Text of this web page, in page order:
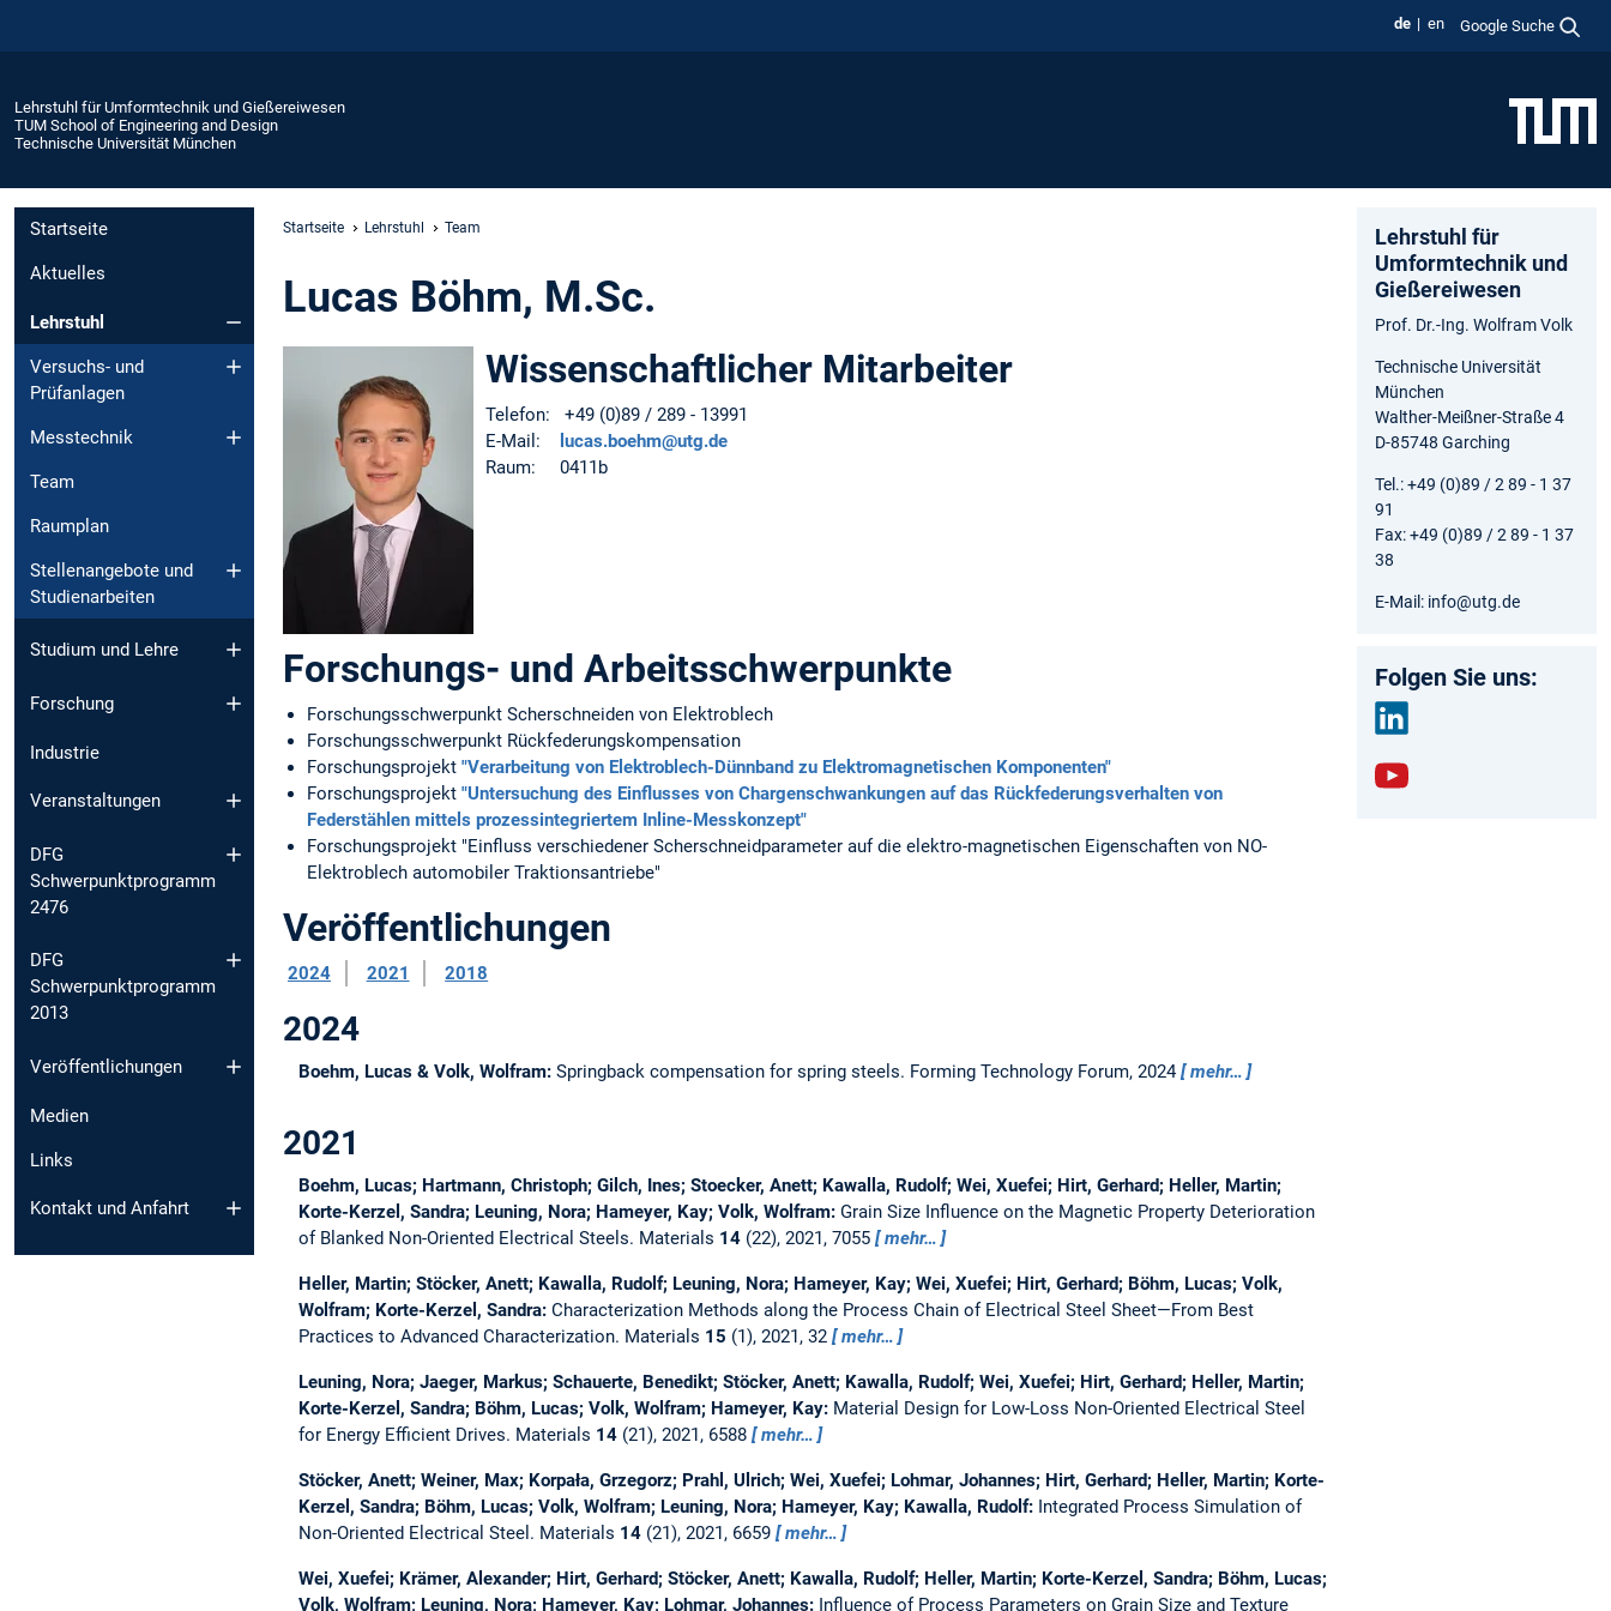
de en Google Suche
Lehrstuhl für Umformtechnik und Gießereiwesen
TUM School of Engineering and Design
Technische Universität München
Startseite
Aktuelles
Lehrstuhl
Versuchs- und
Prüfanlagen
Messtechnik
Team
Raumplan
Stellenangebote und
Studienarbeiten
Studium und Lehre
Forschung
Industrie
Veranstaltungen
DFG
Schwerpunktprogramm
2476
DFG
Schwerpunktprogramm
2013
Veröffentlichungen
Medien
Links
Kontakt und Anfahrt
Startseite Lehrstuhl Team
Lucas Böhm, M.Sc.
Wissenschaftlicher Mitarbeiter
Telefon: +49 (0)89 / 289 - 13991
E-Mail:
lucas.boehm@utg.de
Raum: 0411b
Forschungs- und Arbeitsschwerpunkte
Forschungsschwerpunkt Scherschneiden von Elektroblech
Forschungsschwerpunkt Rückfederungskompensation
Forschungsprojekt "Verarbeitung von Elektroblech-Dünnband zu Elektromagnetischen Komponenten"
Forschungsprojekt "Untersuchung des Einflusses von Chargenschwankungen auf das Rückfederungsverhalten von
Federstählen mittels prozessintegriertem Inline-Messkonzept"
Forschungsprojekt "Einfluss verschiedener Scherschneidparameter auf die elektro-magnetischen Eigenschaften von NO-
Elektroblech automobiler Traktionsantriebe"
Veröffentlichungen
2024 2021 2018
2024
Boehm, Lucas & Volk, Wolfram: Springback compensation for spring steels. Forming Technology Forum, 2024 mehr…
2021
Boehm, Lucas; Hartmann, Christoph; Gilch, Ines; Stoecker, Anett; Kawalla, Rudolf; Wei, Xuefei; Hirt, Gerhard; Heller, Martin;
Korte-Kerzel, Sandra; Leuning, Nora; Hameyer, Kay; Volk, Wolfram: Grain Size Influence on the Magnetic Property Deterioration
of Blanked Non-Oriented Electrical Steels. Materials 14(22), 2021, 7055 mehr…
Heller, Martin; Stöcker, Anett; Kawalla, Rudolf; Leuning, Nora; Hameyer, Kay; Wei, Xuefei; Hirt, Gerhard; Böhm, Lucas; Volk,
Wolfram; Korte-Kerzel, Sandra: Characterization Methods along the Process Chain of Electrical Steel Sheet—From Best
Practices to Advanced Characterization. Materials 15 (1), 2021, 32 mehr…
Leuning, Nora; Jaeger, Markus; Schauerte, Benedikt; Stöcker, Anett; Kawalla, Rudolf; Wei, Xuefei; Hirt, Gerhard; Heller, Martin;
Korte-Kerzel, Sandra; Böhm, Lucas; Volk, Wolfram; Hameyer, Kay: Material Design for Low-Loss Non-Oriented Electrical Steel
for Energy Efficient Drives. Materials 14(21), 2021, 6588 mehr…
Stöcker, Anett; Weiner, Max; Korpała, Grzegorz; Prahl, Ulrich; Wei, Xuefei; Lohmar, Johannes; Hirt, Gerhard; Heller, Martin; Korte-
Kerzel, Sandra; Böhm, Lucas; Volk, Wolfram; Leuning, Nora; Hameyer, Kay; Kawalla, Rudolf: Integrated Process Simulation of
Non-Oriented Electrical Steel. Materials 14(21), 2021, 6659 mehr…
Wei, Xuefei; Krämer, Alexander; Hirt, Gerhard; Stöcker, Anett; Kawalla, Rudolf; Heller, Martin; Korte-Kerzel, Sandra; Böhm, Lucas;
Volk, Wolfram; Leuning, Nora; Hameyer, Kay; Lohmar, Johannes: Influence of Process Parameters on Grain Size and Texture
Lehrstuhl für
Umformtechnik und
Gießereiwesen
Prof. Dr.-Ing. Wolfram Volk
Technische Universität
München
Walther-Meißner-Straße 4
D-85748 Garching
Tel.: +49 (0)89 / 2 89 - 1 37
91
Fax: +49 (0)89 / 2 89 - 1 37
38
E-Mail: info@utg.de
Folgen Sie uns:
edin